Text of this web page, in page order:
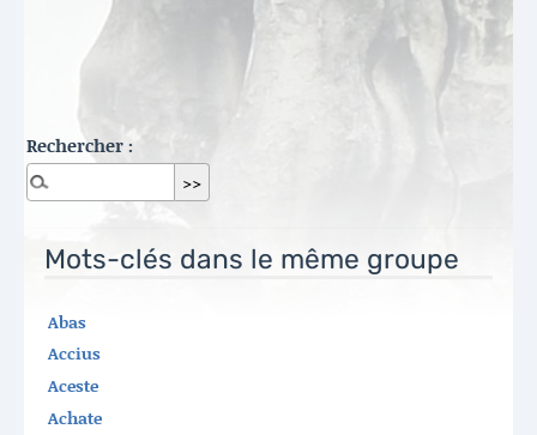
Rechercher :
Mots-clés dans le même groupe
Abas
Accius
Aceste
Achate